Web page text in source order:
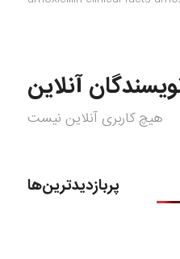
آنلاین
هیچ کاربری آنلاین نیست
پربازدیدترین‌ها